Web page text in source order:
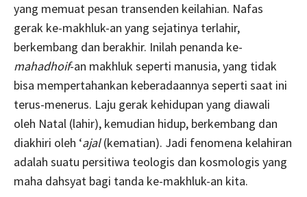
yang memuat pesan transenden keilahian. Nafas
gerak ke-makhluk-an yang sejatinya terlahir,
berkembang dan berakhir. Inilah penanda ke-
mahadhoif-an makhluk seperti manusia, yang tidak
bisa mempertahankan keberadaannya seperti saat ini
terus-menerus. Laju gerak kehidupan yang diawali
oleh Natal (lahir), kemudian hidup, berkembang dan
diakhiri oleh ‘ajal(kematian). Jadi fenomena kelahiran
adalah suatu persitiwa teologis dan kosmologis yang
maha dahsyat bagi tanda ke-makhluk-an kita.